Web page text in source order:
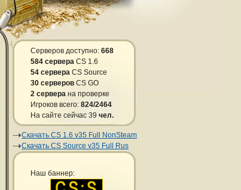
Серверов доступно: 668
584 сервера CS 1.6
54 сервера CS Source
30 серверов CS GO
2 сервера на проверке
Игроков всего: 824/2464
На сайте сейчас 39 чел.
Скачать CS 1.6 v35 Full NonSteam
Скачать CS Source v35 Full Rus
Наш баннер: